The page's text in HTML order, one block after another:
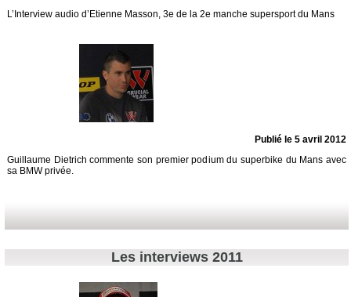
L’Interview audio d’Etienne Masson, 3e de la 2e manche supersport du Mans
Publié le 5 avril 2012
Guillaume Dietrich commente son premier podium du superbike du Mans avec
sa BMW privée.
Les interviews 2011